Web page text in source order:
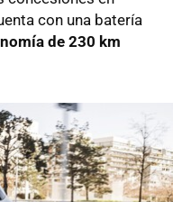
con una batería
de 230 km